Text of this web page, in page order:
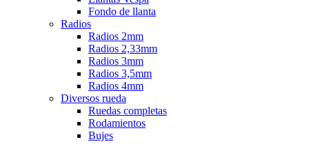
Fondo de llanta
Radios
Radios 2mm
Radios 2,33mm
Radios 3mm
Radios 3,5mm
Radios 4mm
Diversos rueda
Ruedas completas
Rodamientos
Bujes